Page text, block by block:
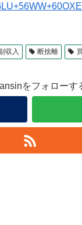
収入 断捨離
をフォローす